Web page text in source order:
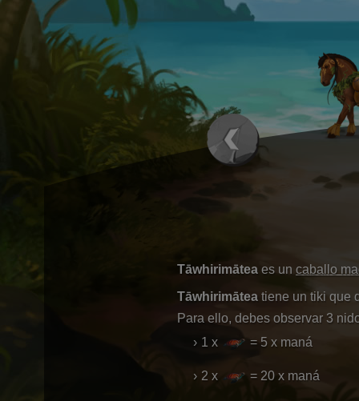
Tāwhirimātea es un caballo
Tāwhirimātea tiene un tiki que
Para ello, debes observar 3
1 x
= 5 x maná
2 x = 20 x maná